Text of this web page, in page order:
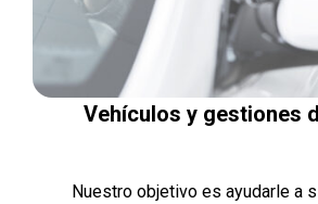
Vehículos y gestiones
Nuestro objetivo es ayudarle a